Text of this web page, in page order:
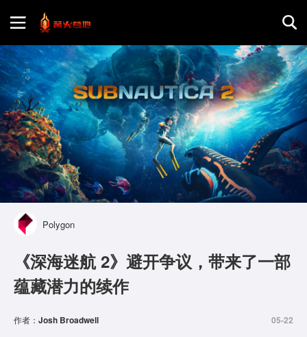
首页
游戏评测
地图攻略
Polygon
《深海迷航 2》避开争议，带来了一部
蕴藏潜力的续作
作者： Josh Broadwell 05-22